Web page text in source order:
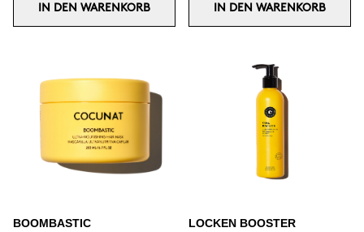
IN DEN WARENKORB IN DEN WARENKORB
BOOMBASTIC
LOCKEN BOOSTER